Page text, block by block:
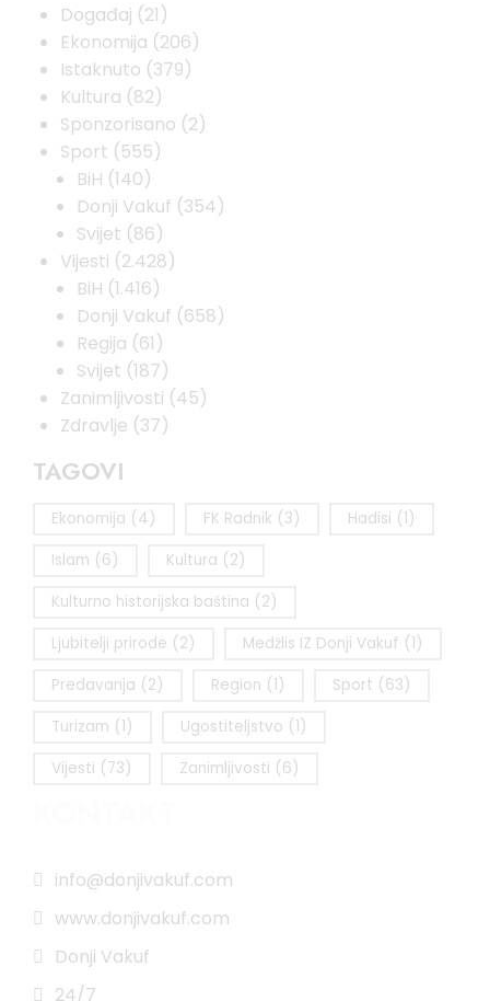
Događaj (21)
Ekonomija (206)
Istaknuto (379)
Kultura (82)
Sponzorisano (2)
Sport (555)
BiH (140)
Donji Vakuf (354)
Svijet (86)
Vijesti (2.428)
BiH (1.416)
Donji Vakuf (658)
Regija (61)
Svijet (187)
Zanimljivosti (45)
Zdravlje (37)
TAGOVI
Ekonomija (4) FK Radnik (3) Hadisi (1)
Islam (6) Kultura (2)
Kulturno historijska baština (2)
Ljubitelji prirode (2) Medžlis IZ Donji Vakuf (1)
Predavanja (2) Region (1) Sport (63)
Turizam (1) Ugostiteljstvo (1)
Vijesti (73) Zanimljivosti (6)
info@donjivakuf.com
www.donjivakuf.com
Donji Vakuf
24/7